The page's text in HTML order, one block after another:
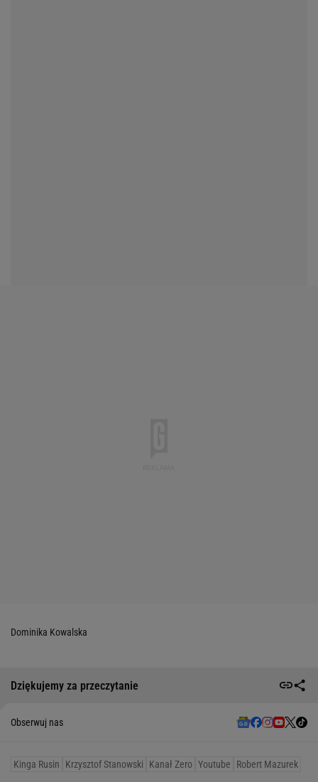
Dominika Kowalska
Dziękujemy za przeczytanie
Obserwuj nas
Kinga Rusin Krzysztof Stanowski Kanał Zero Youtube Robert Mazurek